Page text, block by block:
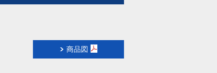
商品図